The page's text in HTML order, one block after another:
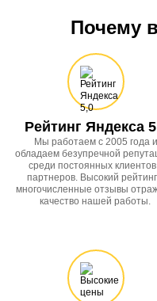
Почему
Рейтинг Яндекса
Мы работаем с 2005 года и
обладаем безупречной
среди постоянных
партнеров. Высокий
многочисленные отзывы
качество нашей работы.